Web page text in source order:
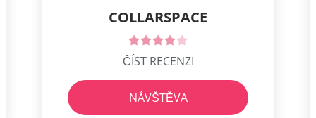
COLLARSPACE
ČÍST RECENZI
NÁVŠTĚVA